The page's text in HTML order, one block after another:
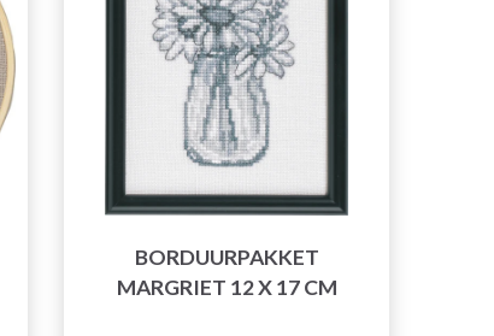
BORDUURPAKKET
MARGRIET 12 X 17 CM